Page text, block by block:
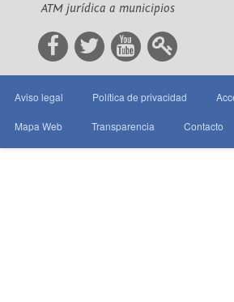
ATM jurídica a municipios
Aviso legal Política de privacidad
Mapa Web Transparencia Contacto